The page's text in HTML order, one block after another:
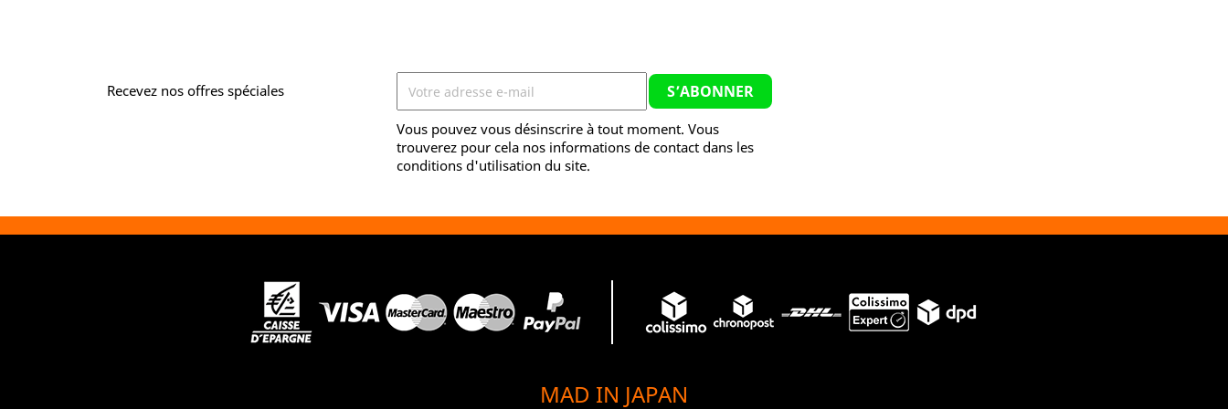
Recevez nos offres spéciales
Vous pouvez vous désinscrire à tout moment. Vous
trouverez pour cela nos informations de contact dans les
conditions d'utilisation du site.
MAD IN JAPAN